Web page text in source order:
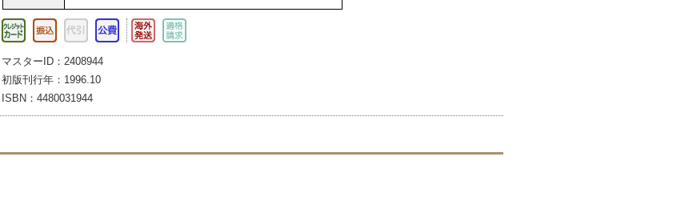
マスターID：2408944
初版刊行年：1996.10
ISBN：4480031944